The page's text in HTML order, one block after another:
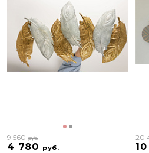
4 780 руб.
9 560руб. 20